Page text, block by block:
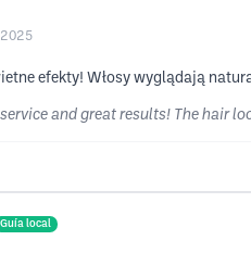
efekty! Włosy wyglądają
and great results! The hair
Guía local